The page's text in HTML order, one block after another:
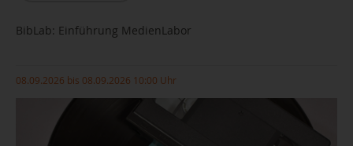
BibLab: Einführung MedienLabor
08.09.2026 bis 08.09.2026 10:00 Uhr